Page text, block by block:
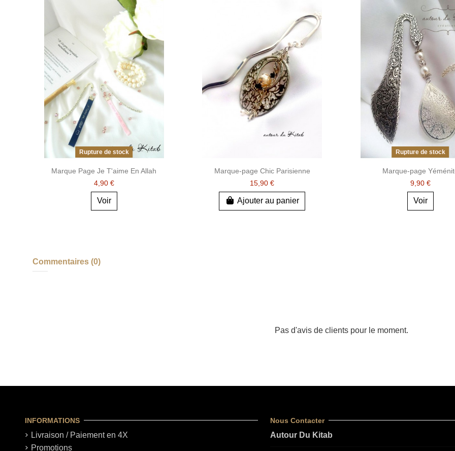
Rupture de stock
Marque Page Je T'aime En Allah
4,90 €
Voir
Marque-page Chic Parisienne
15,90 €
Ajouter au panier
Rupture de stock
Marque-page
9,90 €
Voir
Commentaires (0)
Pas d'avis de clients pour le moment.
INFORMATIONS
Livraison / Paiement en 4X
Promotions
Nous Contacter
Autour Du Kitab